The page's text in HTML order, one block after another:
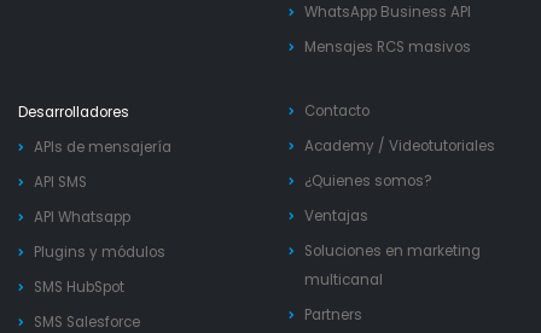
WhatsApp Business API
Mensajes RCS masivos
Desarrolladores
APIs de mensajería
API SMS
API Whatsapp
Plugins y módulos
SMS HubSpot
SMS Salesforce
Contacto
Academy / Videotutoriales
¿Quienes somos?
Ventajas
Soluciones en marketing
multicanal
Partners